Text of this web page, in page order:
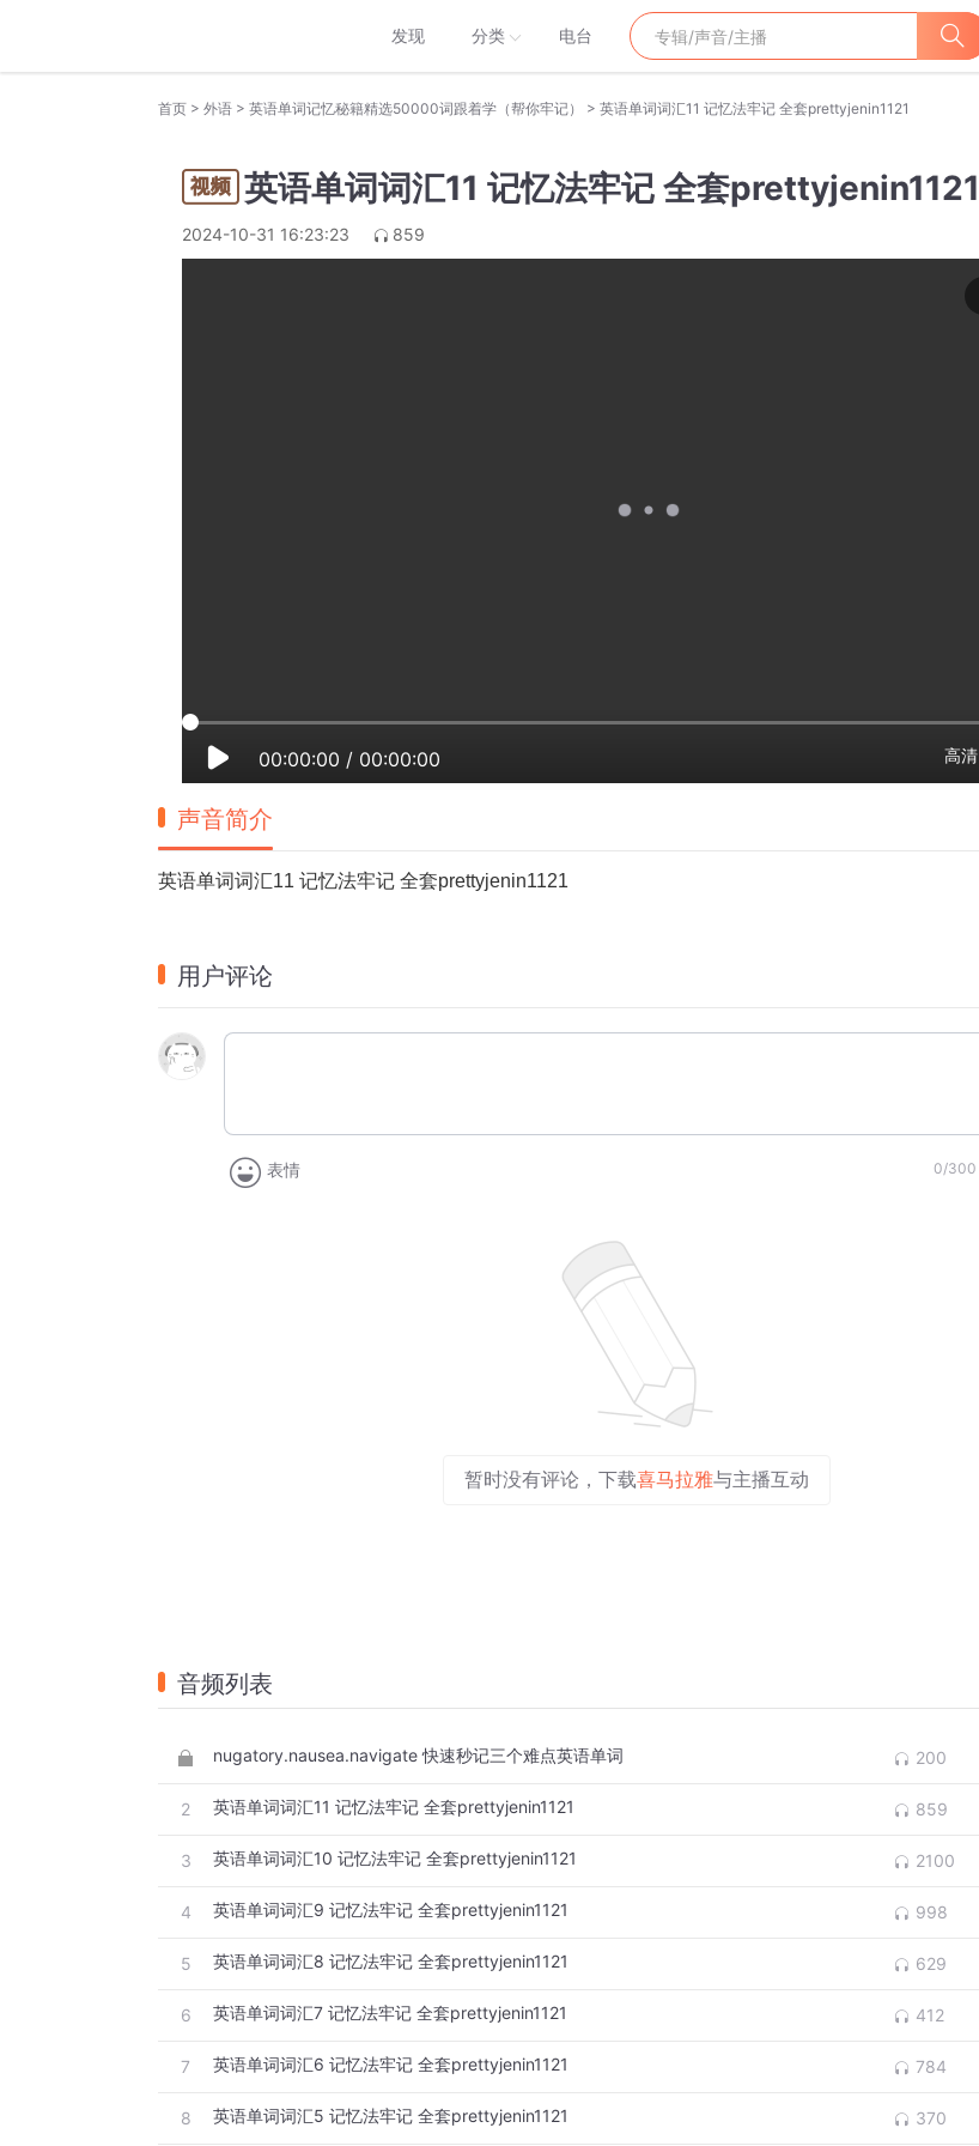
发现 分类 电台
首页 > 外语 > 英语单词记忆秘籍精选50000词跟着学（帮你牢记） > 英语单词词汇11 记忆法牢记 全套prettyjenin1121
英语单词词汇11 记忆法牢记 全套prettyjenin1121
2024-10-31 16:23:23 859
00:00:00 / 00:00:00 高清
声音简介
英语单词词汇11 记忆法牢记 全套prettyjenin1121
用户评论
表情 0/300
暂时没有评论，下载喜马拉雅与主播互动
音频列表
nugatory.nausea.navigate 快速秒记三个难点英语单词 200
2 英语单词词汇11 记忆法牢记 全套prettyjenin1121 859
3 英语单词词汇10 记忆法牢记 全套prettyjenin1121 2100
4 英语单词词汇9 记忆法牢记 全套prettyjenin1121 998
5 英语单词词汇8 记忆法牢记 全套prettyjenin1121 629
6 英语单词词汇7 记忆法牢记 全套prettyjenin1121 412
7 英语单词词汇6 记忆法牢记 全套prettyjenin1121 784
8 英语单词词汇5 记忆法牢记 全套prettyjenin1121 370